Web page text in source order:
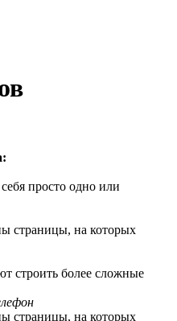
просто одно или
страницы, на которых
строить более сложные
страницы, на которых